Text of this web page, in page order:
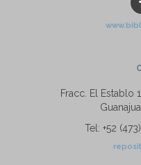
Fracc. El Establo
Tel: +52